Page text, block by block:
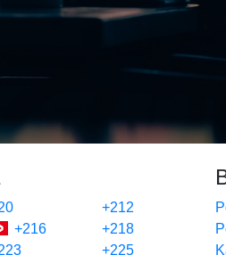
+212
+216
+218
+225